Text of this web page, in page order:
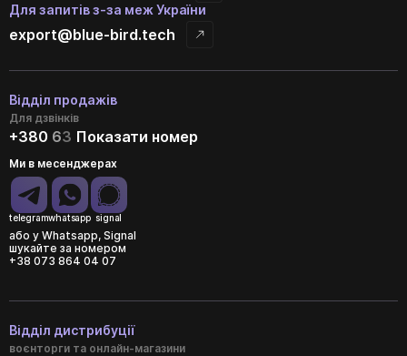
Для запитів з-за меж України
export@blue-bird.tech
Відділ продажів
Для дзвінків
+380 63 Показати номер
Ми в месенджерах
telegramwhatsapp signal
або у Whatsapp, Signal
шукайте за номером
+38 073 864 04 07
Відділ дистрибуції
воєнторги та онлайн-магазини